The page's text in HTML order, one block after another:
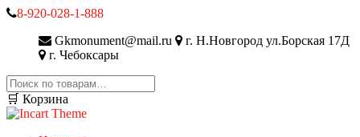
8-920-028-1-888
Gkmonument@mail.ru
г. Н.Новгород ул.Борская 17Д
г. Чебоксары
Искать:
🛒 Корзина